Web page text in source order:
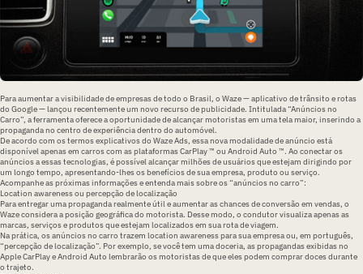
Para aumentar a visibilidade de empresas de todo o Brasil, o Waze — aplicativo de trânsito e rotas
do Google — lançou recentemente um novo recurso de publicidade. Intitulada “Anúncios no
Carro”, a ferramenta oferece a oportunidade de alcançar motoristas em uma tela maior, inserindo a
propaganda no centro de experiência dentro do automóvel.
De acordo com os termos explicativos do Waze Ads, essa nova modalidade de anúncio está
disponível apenas em carros com as plataformas CarPlay ™ ou Android Auto ™. Ao conectar os
anúncios a essas tecnologias, é possível alcançar milhões de usuários que estejam dirigindo por
um longo tempo, apresentando-lhes os benefícios de sua empresa, produto ou serviço.
Acompanhe as próximas informações e entenda mais sobre os “anúncios no carro”:
Location awareness ou percepção de localização
Para entregar uma propaganda realmente útil e aumentar as chances de conversão em vendas, o
Waze considera a posição geográfica do motorista. Desse modo, o condutor visualiza apenas as
marcas, serviços e produtos que estejam localizados em sua rota de viagem.
Na prática, os anúncios no carro trazem location awareness para sua empresa ou, em português,
“percepção de localização”. Por exemplo, se você tem uma doceria, as propagandas exibidas no
Apple CarPlay e Android Auto lembrarão os motoristas de que eles podem comprar doces durante
o trajeto.